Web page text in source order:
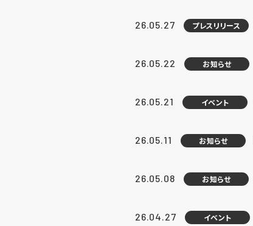
26.05.27 プレスリリース
26.05.22 お知らせ
26.05.21 イベント
26.05.11 お知らせ
26.05.08 お知らせ
26.04.27 イベント